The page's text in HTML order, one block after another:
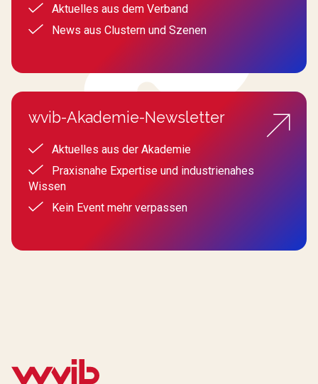
Aktuelles aus dem Verband
News aus Clustern und Szenen
wvib-Akademie-Newsletter
Aktuelles aus der Akademie
Praxisnahe Expertise und industrienahes
Wissen
Kein Event mehr verpassen